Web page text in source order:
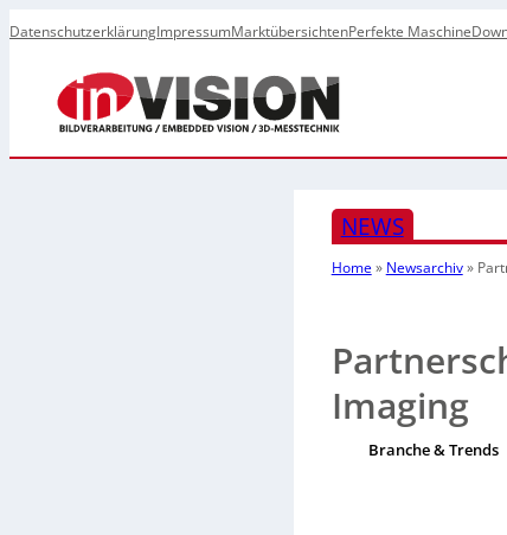
DatenschutzerklärungImpressumMarktübersichtenPerfekte Maschine
NEWS
Home» Newsarchiv»
Imaging
Branche & Trends